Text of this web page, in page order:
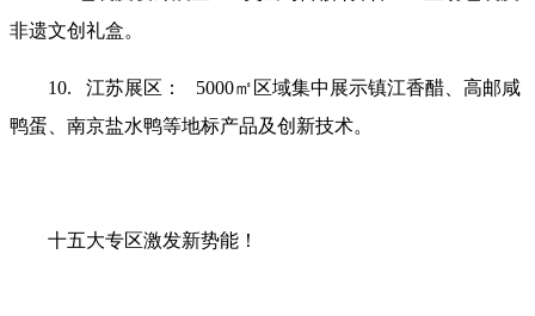
非遗文创礼盒。
10. 江苏展区： 5000㎡区域集中展示镇江香醋、高邮咸
鸭蛋、南京盐水鸭等地标产品及创新技术。
十五大专区激发新势能！